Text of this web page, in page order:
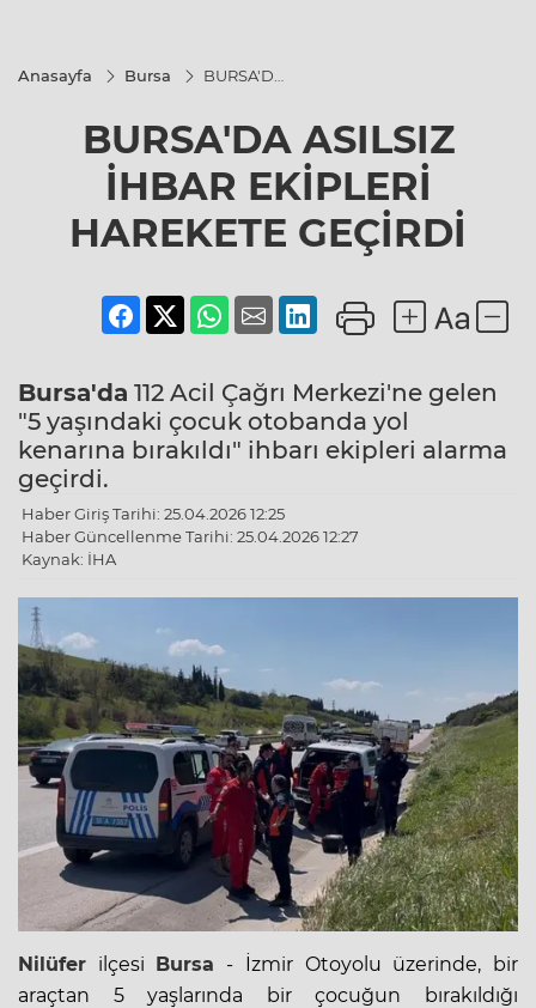
Anasayfa Bursa
BURSA'DA
EKİPLERİ
HAREKETE
GEÇİRDİ
BURSA'DA ASILSIZ
İHBAR EKİPLERİ
HAREKETE GEÇİRDİ
Bursa'da 112 Acil Çağrı Merkezi'ne gelen
"5 yaşındaki çocuk otobanda yol
kenarına bırakıldı" ihbarı ekipleri alarma
geçirdi.
Haber Giriş Tarihi: 25.04.2026 12:25
Haber Güncellenme Tarihi: 25.04.2026 12:27
Kaynak: İHA
Nilüfer ilçesi Bursa - İzmir Otoyol u üzerinde, bir
araçtan 5 yaşlarında bir çocuğun bırakıldığı